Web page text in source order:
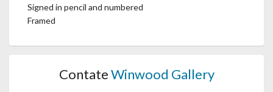
Signed in pencil and numbered
Framed
ContateWinwood Gallery